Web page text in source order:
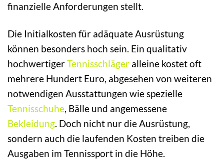
finanzielle Anforderungen stellt.
Die Initialkosten für adäquate Ausrüstung
können besonders hoch sein. Ein qualitativ
hochwertigerTennisschläger alleine kostet oft
mehrere Hundert Euro, abgesehen von weiteren
notwendigen Ausstattungen wie spezielle
Tennisschuhe, Bälle und angemessene
Bekleidung. Doch nicht nur die Ausrüstung,
sondern auch die laufenden Kosten treiben die
Ausgaben im Tennissport in die Höhe.